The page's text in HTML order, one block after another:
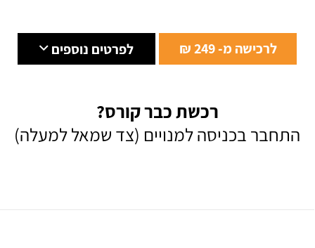
לרכישה מ- 249 ₪ לפרטים נוספים
רכשת כבר קורס?
התחבר בכניסה למנויים (צד שמאל למעלה)